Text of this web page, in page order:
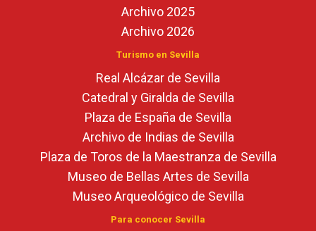
Archivo 2025
Archivo 2026
Turismo en Sevilla
Real Alcázar de Sevilla
Catedral y Giralda de Sevilla
Plaza de España de Sevilla
Archivo de Indias de Sevilla
Plaza de Toros de la Maestranza de Sevilla
Museo de Bellas Artes de Sevilla
Museo Arqueológico de Sevilla
Para conocer Sevilla